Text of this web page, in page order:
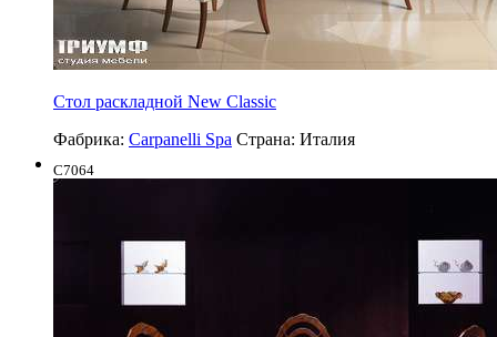
Стол раскладной New Classic
Фабрика: Carpanelli Spa Страна: Италия
C7064